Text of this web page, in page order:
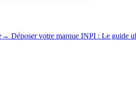
→ Déposer votre marque INPI : Le guide